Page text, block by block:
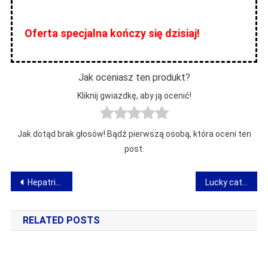
Oferta specjalna kończy się dzisiaj!
Jak oceniasz ten produkt?
Kliknij gwiazdkę, aby ją ocenić!
Jak dotąd brak głosów! Bądź pierwszą osobą, która oceni ten
post.
Nawigacja
wpisu
Hepatrivin – opinia o preparacie na wątrobę
RELATED POSTS